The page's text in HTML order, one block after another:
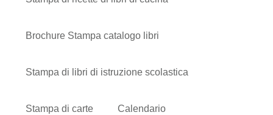
Brochure Stampa catalogo libri
Stampa di libri di istruzione scolastica
Stampa di carte Calendario